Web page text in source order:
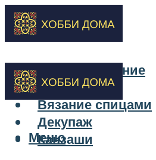
Бисероплетение
Вышивка
Вязание спицами
Декупаж
Канзаши
Меню